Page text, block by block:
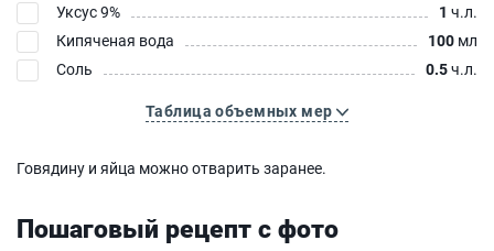
Уксус 9%
1 ч.л.
Кипяченая вода
100 мл
Соль
0.5ч.л.
Таблица объемных мер
Говядину и яйца можно отварить заранее.
Пошаговый рецепт с фото